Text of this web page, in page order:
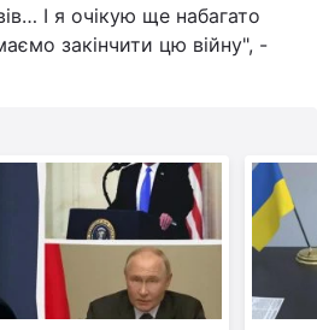
І я очікую ще набагато
закінчити цю війну", -